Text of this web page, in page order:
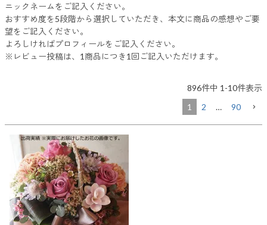
ニックネームをご記入ください。
おすすめ度を5段階から選択していただき、本文に商品の感想やご要
望をご記入ください。
よろしければプロフィールをご記入ください。
※レビュー投稿は、1商品につき1回ご記入いただけます。
896件中 1 -10件表示
1
2 … 90